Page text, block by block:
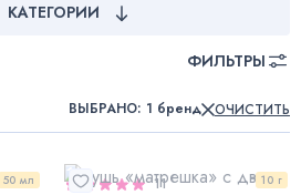
КАТЕГОРИИ
ФИЛЬТРЫ
ВЫБРАНО: 1 бренд ОЧИСТИТЬ
50 мл 10 г
11